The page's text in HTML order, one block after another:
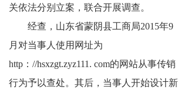
精神传销
求助专区
大学生专栏
传销骗术
关依法分别立案，联合开展调查。
经查，山东省蒙阴县工商局2015年9
月对当事人使用网址为
http：//hsxzgt.zyz111. com的网站从事传销
行为予以查处。其后，当事人开始设计新